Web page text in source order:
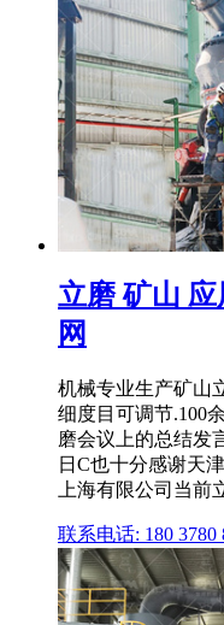
立磨 矿山
网
机械专业生产矿山
细度目可调节.100
磨会议上的总结发
日C也十分感谢天
上海有限公司当前
联系电话: 180 3780